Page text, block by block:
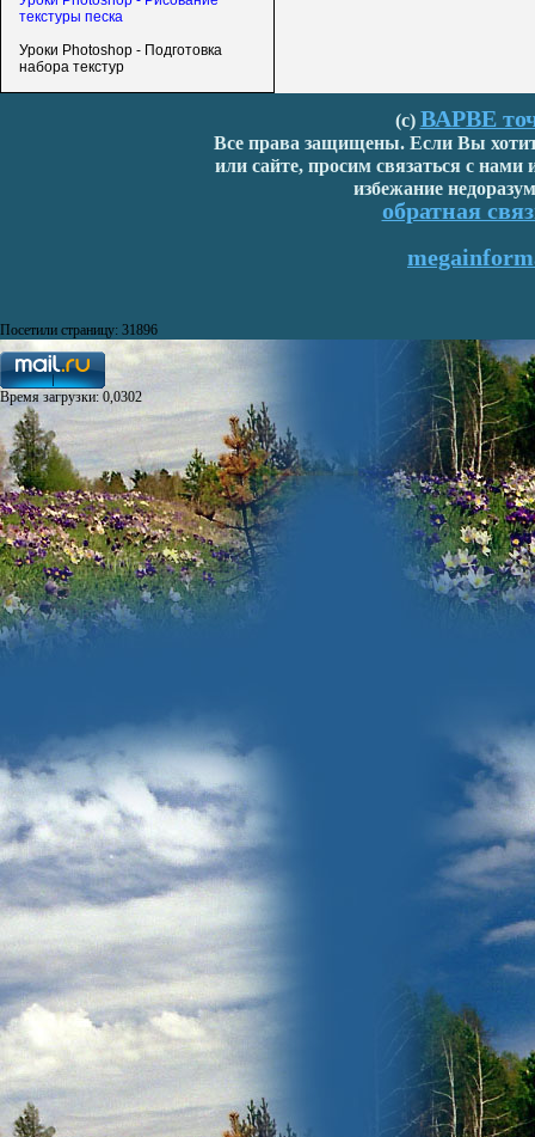
текстуры песка
Уроки Photoshop - Подготовка
набора текстур
(с) ВАРВЕ
Все права защищены. Если Вы
или сайте, просим связаться с
избежание
обратная
Посетили страницу: 31896
Время загрузки: 0,0302